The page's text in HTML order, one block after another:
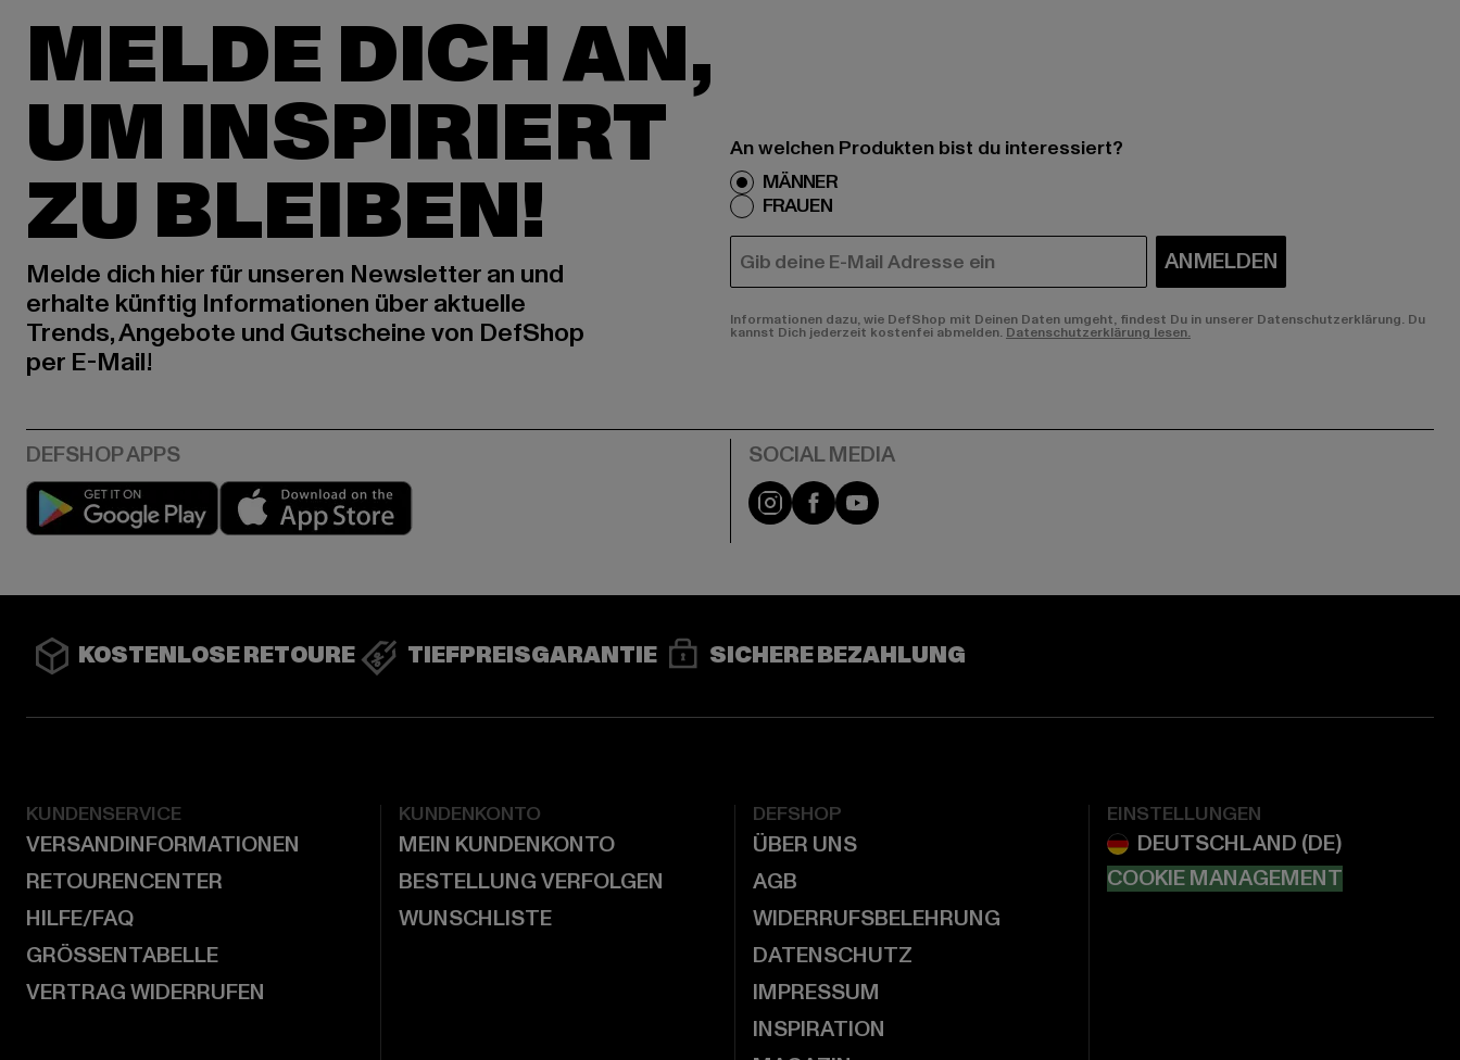
MELDE DICH AN,
UM INSPIRIERT
ZU BLEIBEN!
Melde dich hier für unseren Newsletter an und
erhalte künftig Informationen über aktuelle
Trends, Angebote und Gutscheine von DefShop
per E-Mail!
An welchen Produkten bist du interessiert?
MÄNNER
FRAUEN
E-MAIL ANMELDEN
Informationen dazu, wie DefShop mit Deinen Daten umgeht, findest Du in unserer Datenschutzerklärung. Du
kannst Dich jederzeit kostenfei abmelden. Datenschutzerklärung lesen.
Play market Instagram
FacebookYouTube
KOSTENLOSE RETOURE TIEFPREISGARANTIE SICHERE BEZAHLUNG
KUNDENSERVICE
VERSANDINFORMATIONEN
RETOURENCENTER
HILFE/FAQ
GRÖSSENTABELLE
VERTRAG WIDERRUFEN
KUNDENKONTO
MEIN KUNDENKONTO
BESTELLUNG VERFOLGEN
WUNSCHLISTE
DEFSHOP
ÜBER UNS
AGB
WIDERRUFSBELEHRUNG
DATENSCHUTZ
IMPRESSUM
INSPIRATION
EINSTELLUNGEN
COOKIE MANAGEMENT